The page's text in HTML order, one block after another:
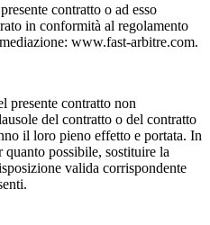
contratto o ad esso
in conformità al regolamento
www.fast-arbitre.com.
presente contratto non
del contratto o del contratto
il loro pieno effetto e portata. In
possibile, sostituire la
valida corrispondente